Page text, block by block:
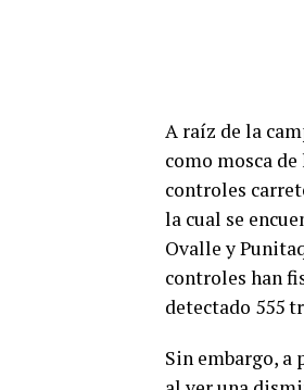
A raíz de la
como mosca
controles
la cual se
Ovalle y
controles han
detectado 555
Sin embargo, a